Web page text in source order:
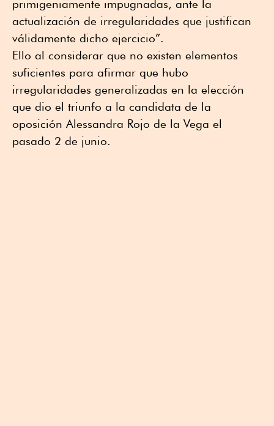
primigeniamente impugnadas, ante la
actualización de irregularidades que justifican
válidamente dicho ejercicio”.
Ello al considerar que no existen elementos
suficientes para afirmar que hubo
irregularidades generalizadas en la elección
que dio el triunfo a la candidata de la
oposición Alessandra Rojo de la Vega el
pasado 2 de junio.